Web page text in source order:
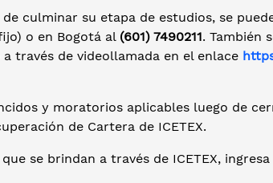
culminar su etapa de estudios, se
o en Bogotá al (601) 7490211. También
través de videollamada en el enlace
y moratorios aplicables luego de
de Cartera de ICETEX.
se brindan a través de ICETEX, ingresa